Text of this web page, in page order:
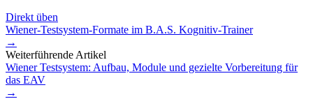
Direkt üben
Wiener-Testsystem-Formate im B.A.S. Kognitiv-Trainer
→
Weiterführende Artikel
Wiener Testsystem: Aufbau, Module und gezielte Vorbereitung für
das EAV
→